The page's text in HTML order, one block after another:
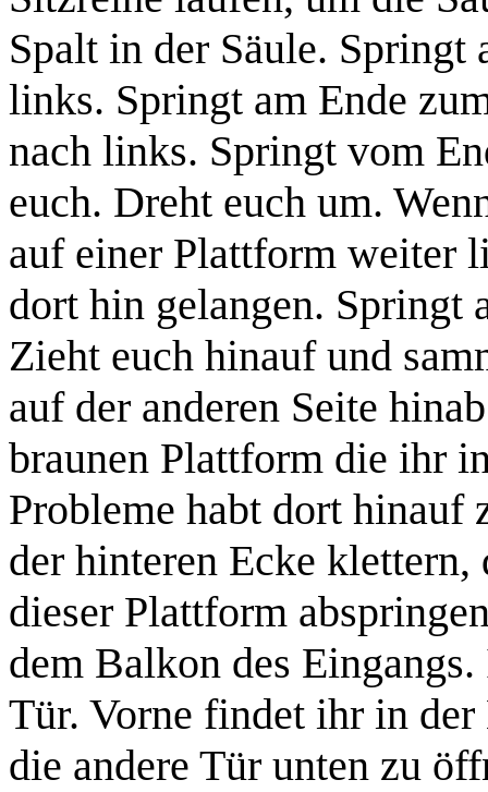
Spalt in der Säule. Springt
links. Springt am Ende
nach links. Springt vom
euch. Dreht euch um.
auf einer Plattform weiter
dort hin gelangen. Springt
Zieht euch hinauf und
auf der anderen Seite
braunen Plattform die ihr
Probleme habt dort
der hinteren Ecke klettern,
dieser Plattform
dem Balkon des
Tür. Vorne findet ihr in
die andere Tür unten zu